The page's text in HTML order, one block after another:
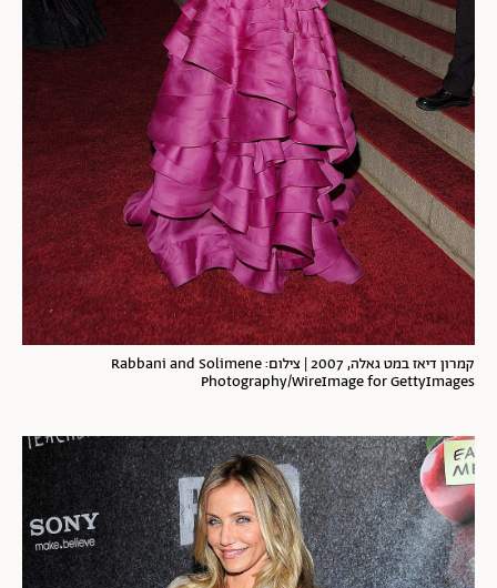
קמרון דיאז במט גאלה, 2007 | צילום: Rabbani and Solimene
Photography/WireImage for GettyImages